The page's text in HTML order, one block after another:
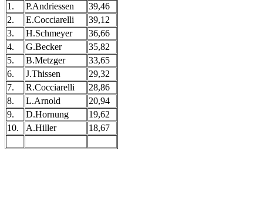
1. P.Andriessen
39,46
2.
E.Cocciarelli
39,12
3.
H.Schmeyer
36,66
4.
G.Becker
35,82
5.
B.Metzger
33,65
6.
J.Thissen
29,32
7.
R.Cocciarelli
28,86
8.
L.Arnold
20,94
9.
D.Hornung
19,62
10.
A.Hiller 18,67